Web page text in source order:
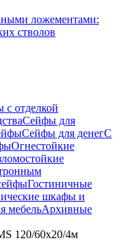
ложементами:
стволов
отделкой
Сейфы для
Сейфы для денегС
Огнестойкие
Гостиничные
шкафы и
мебельАрхивные
120/60х20/4м